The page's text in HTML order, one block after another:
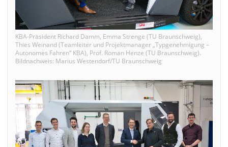
KBA-Präsident Richard Damm, Emma Strenge (TU Braunschweig),
Thies Weinand (Teamleiter und Projektmanager „Typgenehmigung –
Autonomes Fahren“ KBA), Prof. Roman Henze (TU Braunschweig).
Bildnachweis: Marius Westendorf/TU Braunschweig